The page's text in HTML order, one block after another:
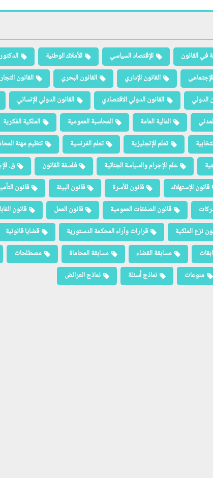
في القانون الإقتصاد السياسي الأملاك الوطنية
القانون الإداري القانون البحري القانون
الدولي القانون الدولي الاقتصادي القانون الدولي الإنساني
المالية العامة المحاسبة العمومية الملكية الفكرية
تعلم الإنجليزية تعلم الفرنسية تنظيم مهنة
علم الإجرام والسياسة الجنائية فلسفة القانون ق.
قانون الإستهلاك قانون الأسرة قانون البيئة قانون
قانون الصفقات العمومية قانون العمل قانون
نزع الملكية قرارات وآراء المحكمة الدستورية قضايا قانونية
مسابقة القضاء مسابقة المحاماة مصطلحات
منوعات نماذج أسئلة نماذج العرائض